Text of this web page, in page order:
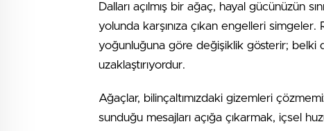
Dalları açılmış bir ağaç, hayal gücünüzün
yolunda karşınıza çıkan engelleri simgeler.
yoğunluğuna göre değişiklik gösterir; belki
uzaklaştırıyordur.
Ağaçlar, bilinçaltımızdaki gizemleri
sunduğu mesajları açığa çıkarmak, içsel